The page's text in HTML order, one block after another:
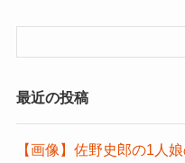
最近の投稿
【画像】佐野史郎の1人